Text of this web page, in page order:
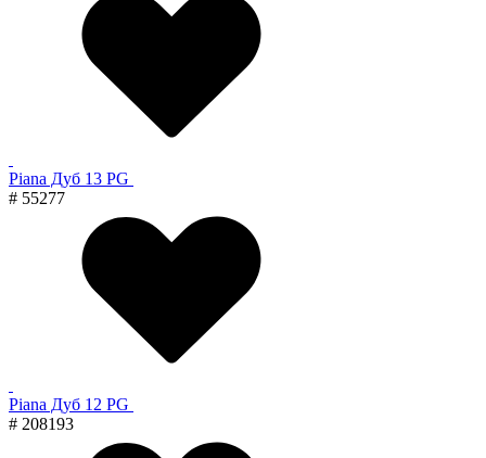
Piana Дуб 13 PG
# 55277
Piana Дуб 12 PG
# 208193